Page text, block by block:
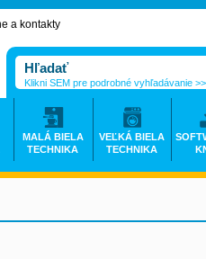
a kontakty
Klikni SEM pre podrobné vyhľadávanie >>
MALÁ BIELA
TECHNIKA
VEĽKÁ BIELA
TECHNIKA